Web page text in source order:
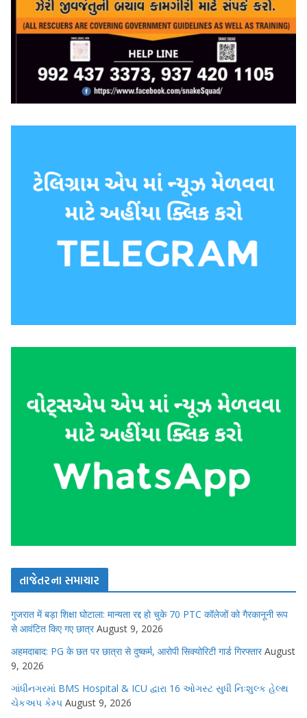
તાજેતરના સમાચાર
गुजरात में बड़ा शिक्षा घोटाला: मान्यता रद्द हो चुके 70 PTC कॉलेजों को गैरकानूनी रूप
से आवंटित किए गए छात्र August 9, 2026
अहमदाबाद: PG के छत पर छात्रा से दुष्कर्म, आरोपी सिक्योरिटी गार्ड गिरफ्तार August
9, 2026
ગાંધીનગરમાં BMS Hospital & ICU દ્વારા 16 ઓગસ્ટ સુધી નિઃશુલ્ક હેલ્થ
ચેકઅપ કેમ્પ August 9, 2026